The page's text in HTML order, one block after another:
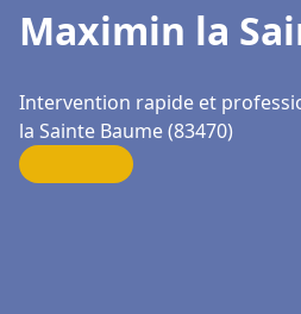
Maximin la
Intervention rapide et
la Sainte Baume (83470)